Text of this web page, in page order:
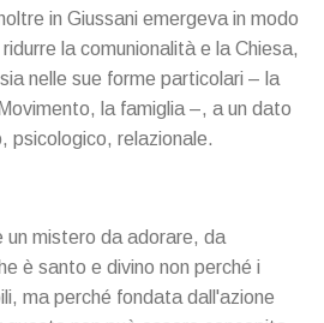
in Giussani emergeva in modo
la comunionalità e la Chiesa,
nelle sue forme particolari – la
la famiglia –, a un dato
psicologico, relazionale.
un mistero da adorare, da
è santo e divino non perché i
ma perché fondata dall'azione